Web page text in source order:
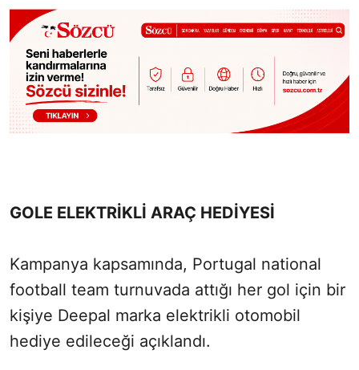
GOLE ELEKTRİKLİ ARAÇ HEDİYESİ
Kampanya kapsamında, Portugal national
football team turnuvada attığı her gol için bir
kişiye Deepal marka elektrikli otomobil
hediye edileceği açıklandı.